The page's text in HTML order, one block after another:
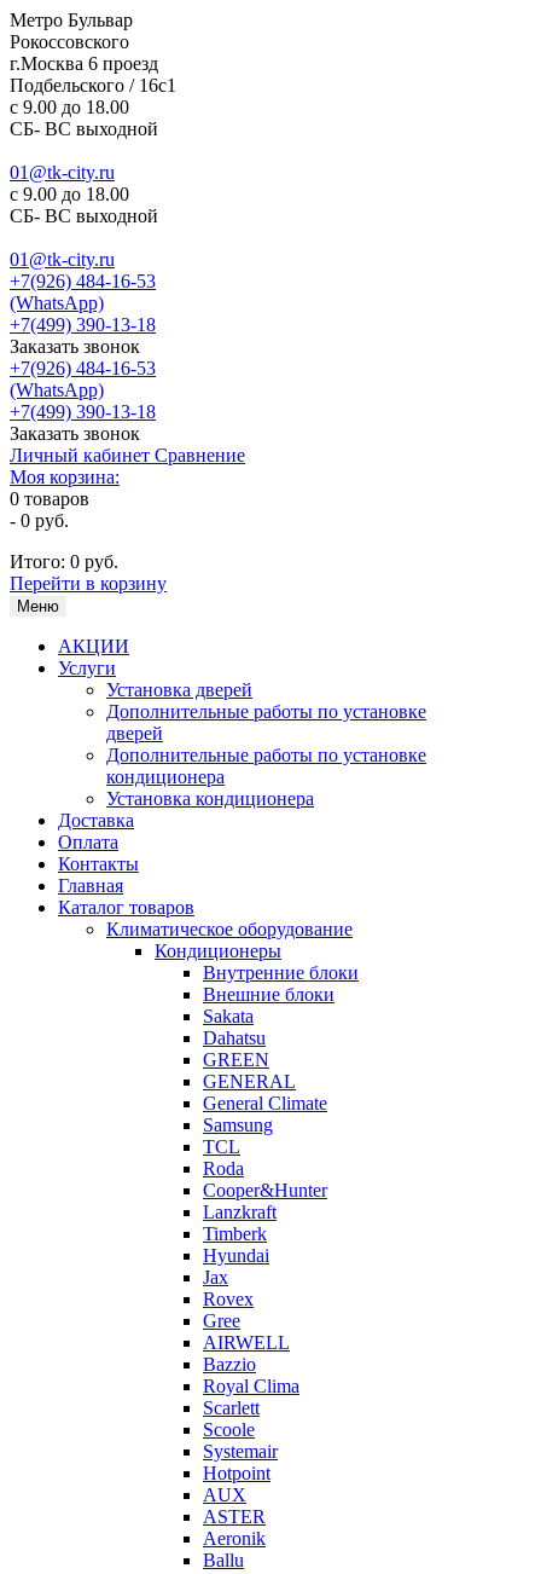
Метро Бульвар
Рокоссовского
г.Москва 6 проезд
Подбельского / 16с1
c 9.00 до 18.00
СБ- ВС выходной
01@tk-city.ru
c 9.00 до 18.00
СБ- ВС выходной
01@tk-city.ru
+7(926) 484-16-53
(WhatsApp)
+7(499) 390-13-18
Заказать звонок
+7(926) 484-16-53
(WhatsApp)
+7(499) 390-13-18
Заказать звонок
Личный кабинет Сравнение
Моя корзина:
0 товаров
- 0 руб.
Итого: 0 руб.
Перейти в корзину
Меню
АКЦИИ
Услуги
Установка дверей
Дополнительные работы по установке
дверей
Дополнительные работы по установке
кондиционера
Установка кондиционера
Доставка
Оплата
Контакты
Главная
Каталог товаров
Климатическое оборудование
Кондиционеры
Внутренние блоки
Внешние блоки
Sakata
Dahatsu
GREEN
GENERAL
General Climate
Samsung
TCL
Roda
Cooper&Hunter
Lanzkraft
Timberk
Hyundai
Jax
Rovex
Gree
AIRWELL
Bazzio
Royal Clima
Scarlett
Scoole
Systemair
Hotpoint
AUX
ASTER
Aeronik
Ballu